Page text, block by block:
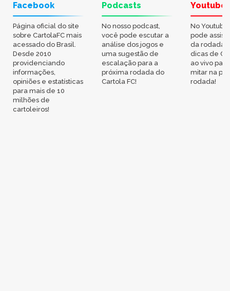
Facebook
Página oficial do site
sobre CartolaFC mais
acessado do Brasil.
Desde 2010
providenciando
informações,
opiniões e estatísticas
para mais de 10
milhões de
cartoleiros!
Podcasts
No nosso podcast,
você pode escutar a
análise dos jogos e
uma sugestão de
escalação para a
próxima rodada do
Cartola FC!
Youtube
No
pode
da rodada,
dicas de
ao vivo
mitar na
rodada!